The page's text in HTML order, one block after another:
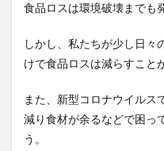
食品ロスは環境破壊までも
しかし、私たちが少し日々
けで食品ロスは減らすこと
また、新型コロナウイルス
減り食材が余るなどで困っ
う。